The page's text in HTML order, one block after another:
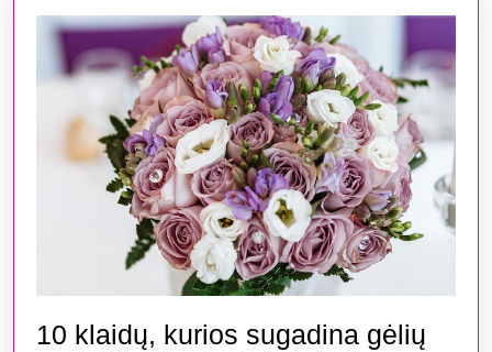
10 klaidų, kurios sugadina gėlių